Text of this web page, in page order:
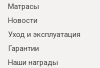
Матрасы
Новости
Уход и эксплуатация
Гарантии
Наши награды